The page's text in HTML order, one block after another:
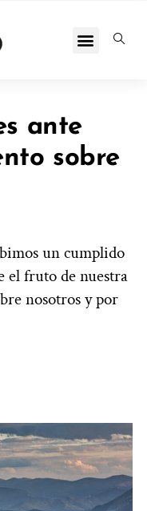
ante
sobre
un cumplido
el fruto de nuestra
nosotros y por